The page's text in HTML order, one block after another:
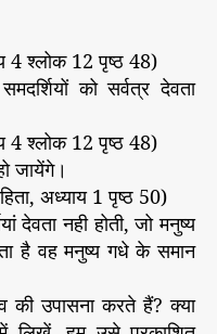
4 श्लोक 12 पृष्ठ 48)
को सर्वत्र देवता
4 श्लोक 12 पृष्ठ 48)
जायेंगे।
अध्याय 1 पृष्ठ 50)
देवता नही होती, जो मनुष्य
है वह मनुष्य गधे के समान
उपासना करते हैं? क्या